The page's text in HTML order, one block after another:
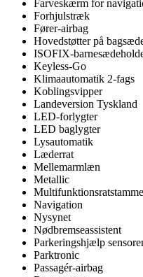
Farveskærm for
Forhjulstræk
Fører-airbag
Hovedstøtter på
ISOFIX-
Keyless-Go
Klimaautomatik 2-fags
Koblingsvipper
Landeversion Tyskland
LED-forlygter
LED baglygter
Lysautomatik
Læderrat
Mellemarmlæn
Metallic
Multifunktionsratstamme
Navigation
Nysynet
Nødbremseassistent
Parkeringshjælp
Parktronic
Passagér-airbag